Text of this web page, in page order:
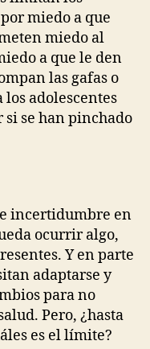
miedo a que
miedo al
a que le den
las gafas o
adolescentes
se han pinchado
incertidumbre en
ocurrir algo,
Y en parte
adaptarse y
para no
Pero, ¿hasta
es el límite?